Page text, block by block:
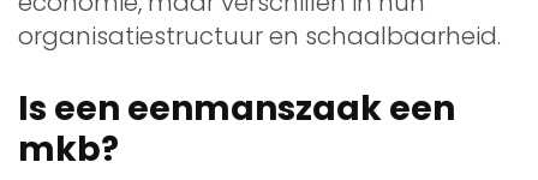
organisatiestructuur en schaalbaarheid.
Is een eenmanszaak een
mkb?